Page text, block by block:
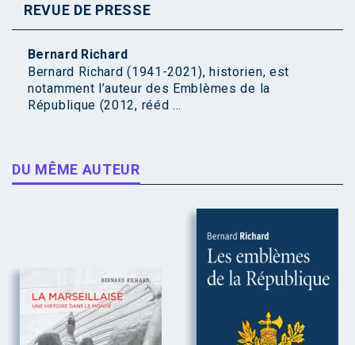
REVUE DE PRESSE
Bernard Richard
Bernard Richard (1941-2021), historien, est
notamment l’auteur des Emblèmes de la
République (2012, rééd ...
DU MÊME AUTEUR